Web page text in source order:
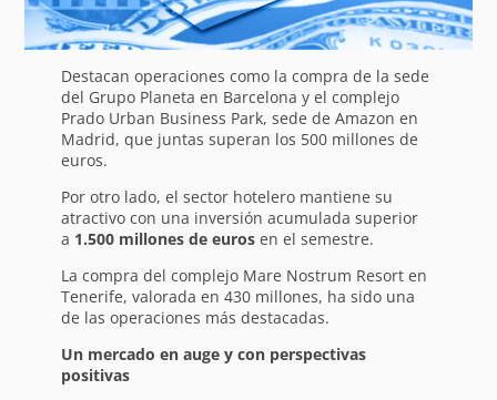
Destacan operaciones como la compra de la sede
del Grupo Planeta en Barcelona y el complejo
Prado Urban Business Park, sede de Amazon en
Madrid, que juntas superan los 500 millones de
euros.
Por otro lado, el sector hotelero mantiene su
atractivo con una inversión acumulada superior
a 1.500 millones de eurosen el semestre.
La compra del complejo Mare Nostrum Resort en
Tenerife, valorada en 430 millones, ha sido una
de las operaciones más destacadas.
Un mercado en auge y con perspectivas
positivas